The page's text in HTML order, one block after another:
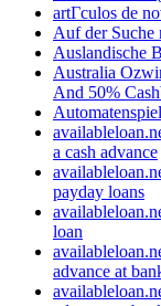
artГ­culos de
Auf der Suche
Auslandische
Australia
And 50%
a cash advance
payday loans
loan
advance at